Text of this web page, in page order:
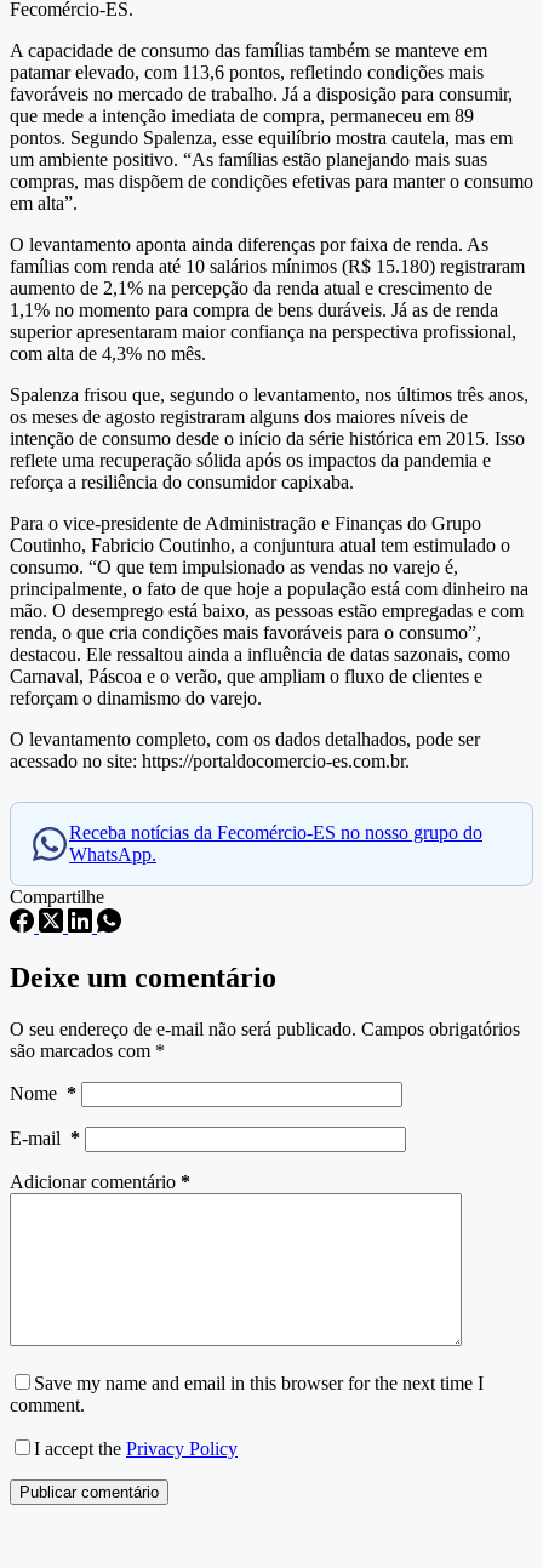
Fecomércio-ES.
A capacidade de consumo das famílias também se manteve em
patamar elevado, com 113,6 pontos, refletindo condições mais
favoráveis no mercado de trabalho. Já a disposição para consumir,
que mede a intenção imediata de compra, permaneceu em 89
pontos. Segundo Spalenza, esse equilíbrio mostra cautela, mas em
um ambiente positivo. “As famílias estão planejando mais suas
compras, mas dispõem de condições efetivas para manter o consumo
em alta”.
O levantamento aponta ainda diferenças por faixa de renda. As
famílias com renda até 10 salários mínimos (R$ 15.180) registraram
aumento de 2,1% na percepção da renda atual e crescimento de
1,1% no momento para compra de bens duráveis. Já as de renda
superior apresentaram maior confiança na perspectiva profissional,
com alta de 4,3% no mês.
Spalenza frisou que, segundo o levantamento, nos últimos três anos,
os meses de agosto registraram alguns dos maiores níveis de
intenção de consumo desde o início da série histórica em 2015. Isso
reflete uma recuperação sólida após os impactos da pandemia e
reforça a resiliência do consumidor capixaba.
Para o vice-presidente de Administração e Finanças do Grupo
Coutinho, Fabricio Coutinho, a conjuntura atual tem estimulado o
consumo. “O que tem impulsionado as vendas no varejo é,
principalmente, o fato de que hoje a população está com dinheiro na
mão. O desemprego está baixo, as pessoas estão empregadas e com
renda, o que cria condições mais favoráveis para o consumo”,
destacou. Ele ressaltou ainda a influência de datas sazonais, como
Carnaval, Páscoa e o verão, que ampliam o fluxo de clientes e
reforçam o dinamismo do varejo.
O levantamento completo, com os dados detalhados, pode ser
acessado no site: https://portaldocomercio-es.com.br.
Receba notícias da Fecomércio-ES no nosso grupo do
WhatsApp.
Compartilhe
Deixe um comentário
O seu endereço de e-mail não será publicado. Campos obrigatórios
são marcados com *
Nome *
E-mail *
Adicionar comentário *
Save my name and email in this browser for the next time I
comment.
I accept the Privacy Policy
Publicar comentário